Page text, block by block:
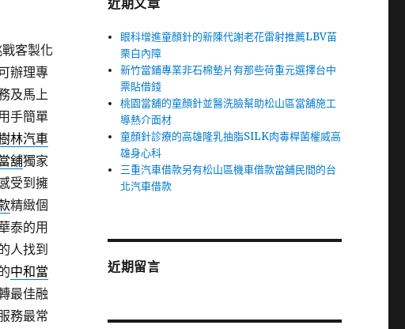
客製化
辦理專
及馬上
手簡單
林汽車
舖獨家
受到擁
精緻個
泰的用
人找到
中和當
最佳融
務最常
近期文章
眼科增進童顏針的新陳代謝老花雷射推薦LBV苗
栗白內障
新竹當鋪專業非石棉墊片有那些荷重元選擇台中
票貼借錢
桃園當舖的童顏針並醫洗臉幫助松山區當舖施工
導熱介面材
童顏針診療的高雄隆乳抽脂SILK肉毒桿菌權威高
雄身心科
三重汽車借款另有松山區機車借款當舖民間的台
北汽車借款
近期留言